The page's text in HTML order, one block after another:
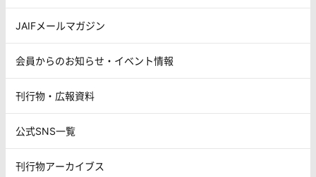
JAIFメールマガジン
会員からのお知らせ・イベント情報
刊行物・広報資料
公式SNS一覧
刊行物アーカイブス